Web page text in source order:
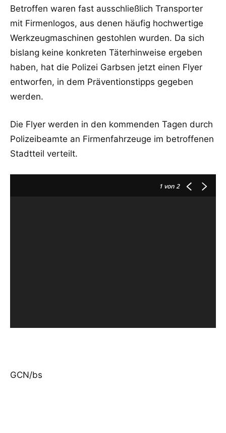
Betroffen waren fast ausschließlich Transporter
mit Firmenlogos, aus denen häufig hochwertige
Werkzeugmaschinen gestohlen wurden. Da sich
bislang keine konkreten Täterhinweise ergeben
haben, hat die Polizei Garbsen jetzt einen Flyer
entworfen, in dem Präventionstipps gegeben
werden.
Die Flyer werden in den kommenden Tagen durch
Polizeibeamte an Firmenfahrzeuge im betroffenen
Stadtteil verteilt.
1 von 2
GCN/bs